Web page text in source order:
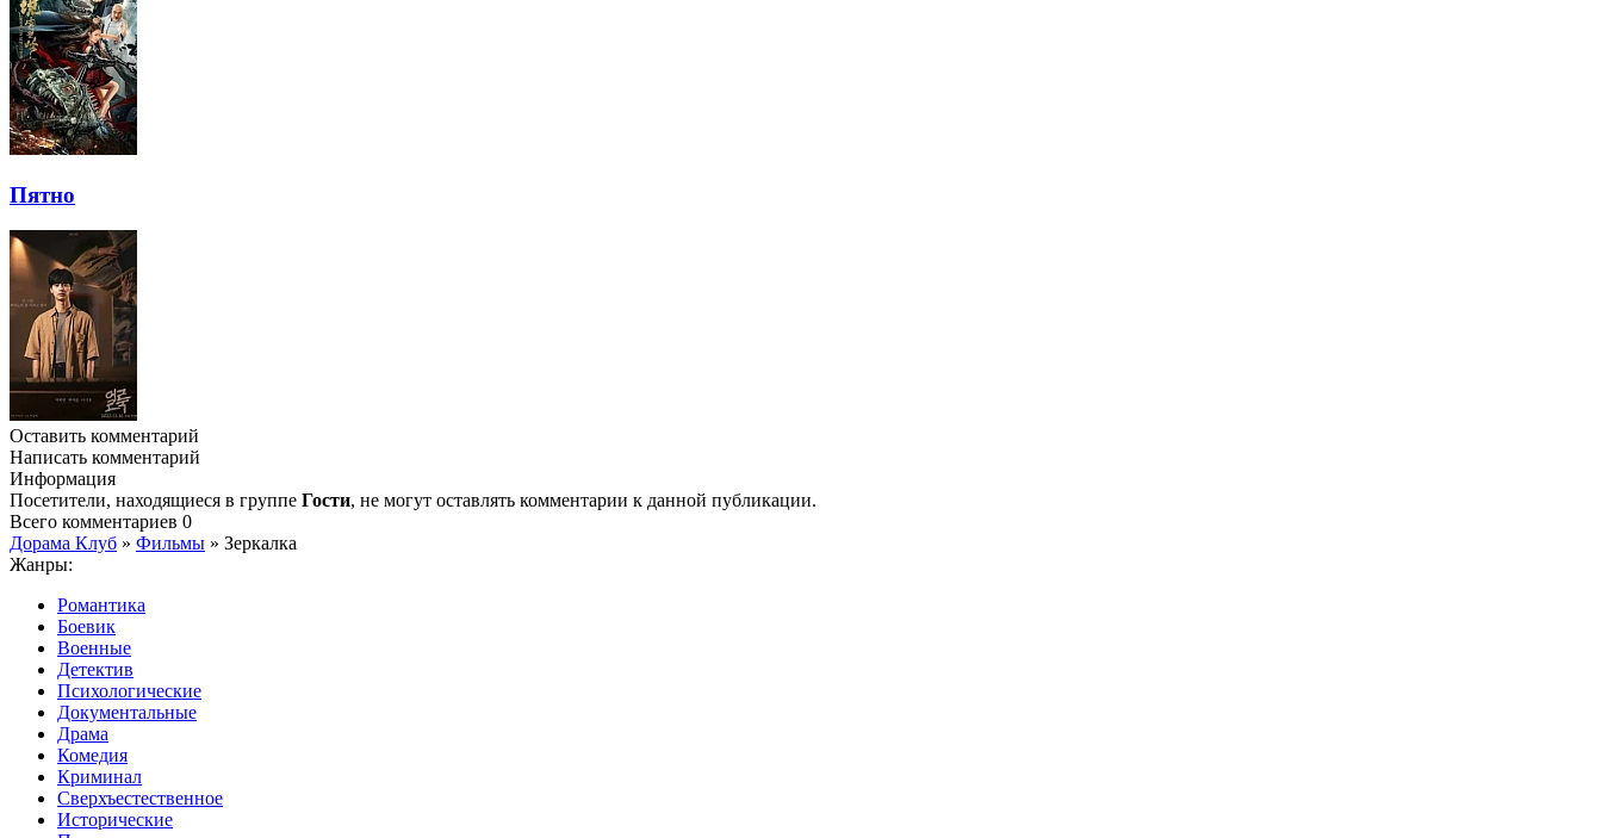
Пятно
Оставить комментарий
Написать комментарий
Информация
Посетители, находящиеся в группе Гости, не могут оставлять комментарии к данной публикации.
Всего комментариев 0
Дорама Клуб » Фильмы » Зеркалка
Жанры:
Романтика
Боевик
Военные
Детектив
Психологические
Документальные
Драма
Комедия
Криминал
Сверхъестественное
Исторические